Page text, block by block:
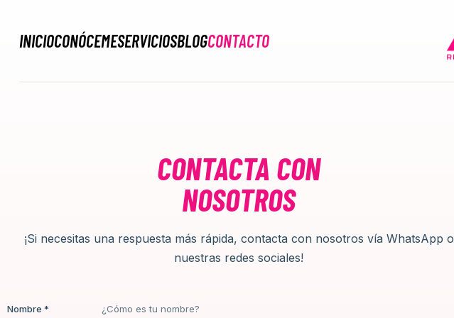
INICIOCONÓCEMESERVICIOSBLOGCONTACTO
CONTACTA CON
NOSOTROS
¡Si necesitas una respuesta más rápida, contacta con nosotros vía WhatsApp o
nuestras redes sociales!
Nombre *